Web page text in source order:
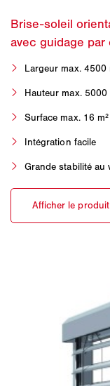
Largeur max. 4500
Hauteur max. 5000
Surface max. 16 m²
Intégration facile
Grande stabilité au